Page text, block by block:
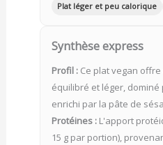
Plat léger et peu calorique
Synthèse express
Profil :Ce plat vegan
équilibré et léger,
enrichi par la pâte de
Protéines :L'apport
15 g par portion),